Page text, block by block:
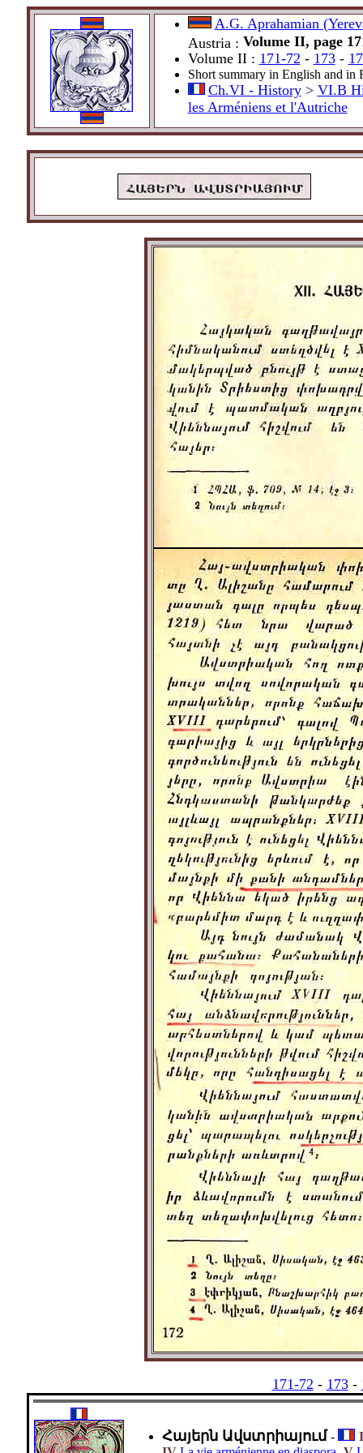
A.G. Aprahamian
Austria : Volume II, page
Volume II : 171-72 - 173-
Short summary in English and in
Ch.VI - History> VI.B
les Arméniens et l'Autriche
171-72 - 173-
Հայերն Ավստրիայում -
I